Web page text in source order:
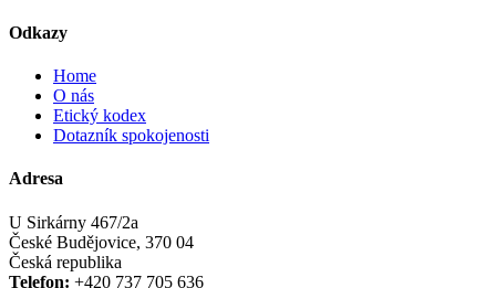
Odkazy
Home
O nás
Etický kodex
Dotazník spokojenosti
Adresa
U Sirkárny 467/2a
České Budějovice, 370 04
Česká republika
Telefon: +420 737 705 636